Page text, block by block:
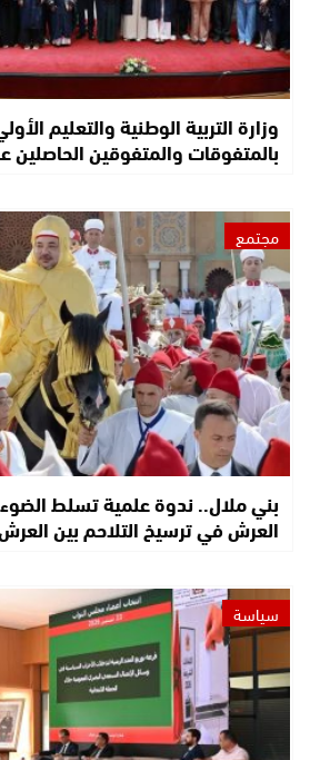
وزارة التربية الوطنية والتعليم
بالمتفوقات والمتفوقين
مجتمع
بني ملال.. ندوة علمية تسلط
العرش في ترسيخ التلاحم بين
سياسة